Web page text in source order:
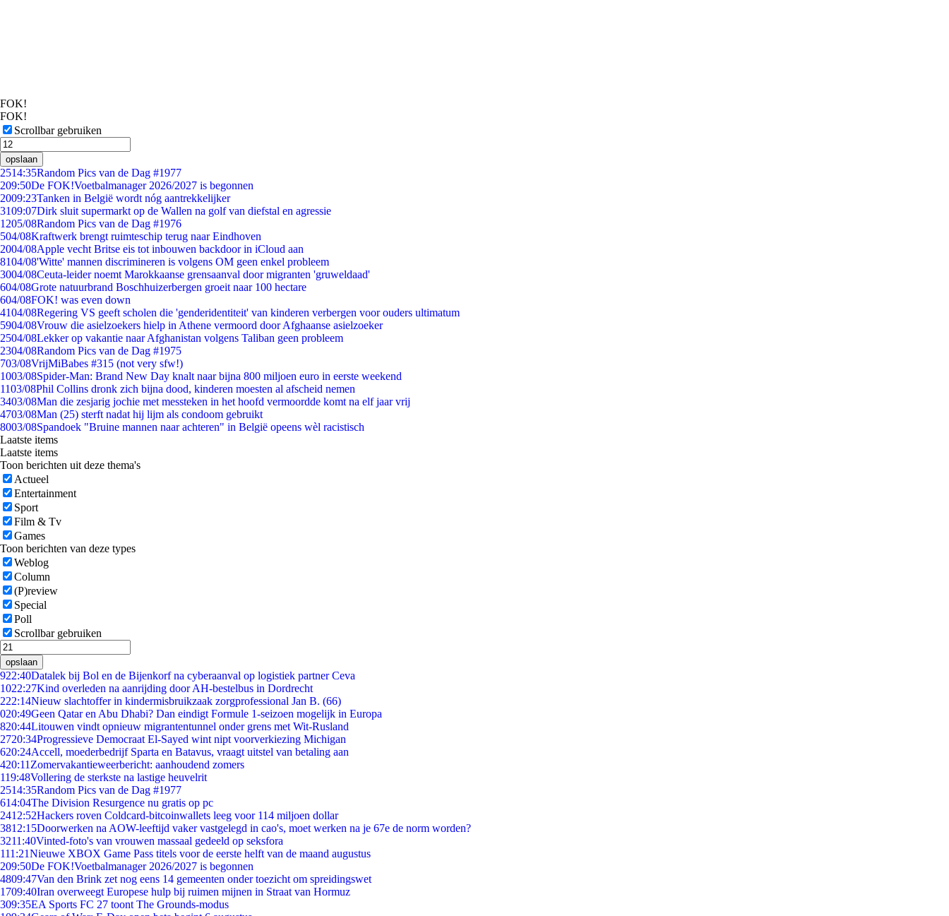
FOK!
FOK!
Scrollbar gebruiken
opslaan
2514:35Random Pics van de Dag #1977
209:50De FOK!Voetbalmanager 2026/2027 is begonnen
2009:23Tanken in België wordt nóg aantrekkelijker
3109:07Dirk sluit supermarkt op de Wallen na golf van diefstal en agressie
1205/08Random Pics van de Dag #1976
504/08Kraftwerk brengt ruimteschip terug naar Eindhoven
2004/08Apple vecht Britse eis tot inbouwen backdoor in iCloud aan
8104/08'Witte' mannen discrimineren is volgens OM geen enkel probleem
3004/08Ceuta-leider noemt Marokkaanse grensaanval door migranten 'gruweldaad'
604/08Grote natuurbrand Boschhuizerbergen groeit naar 100 hectare
604/08FOK! was even down
4104/08Regering VS geeft scholen die 'genderidentiteit' van kinderen verbergen voor ouders ultimatum
5904/08Vrouw die asielzoekers hielp in Athene vermoord door Afghaanse asielzoeker
2504/08Lekker op vakantie naar Afghanistan volgens Taliban geen probleem
2304/08Random Pics van de Dag #1975
703/08VrijMiBabes #315 (not very sfw!)
1003/08Spider-Man: Brand New Day knalt naar bijna 800 miljoen euro in eerste weekend
1103/08Phil Collins dronk zich bijna dood, kinderen moesten al afscheid nemen
3403/08Man die zesjarig jochie met messteken in het hoofd vermoordde komt na elf jaar vrij
4703/08Man (25) sterft nadat hij lijm als condoom gebruikt
8003/08Spandoek "Bruine mannen naar achteren" in België opeens wèl racistisch
Laatste items
Laatste items
Toon berichten uit deze thema's
Actueel
Entertainment
Sport
Film & Tv
Games
Toon berichten van deze types
Weblog
Column
(P)review
Special
Poll
Scrollbar gebruiken
opslaan
922:40Datalek bij Bol en de Bijenkorf na cyberaanval op logistiek partner Ceva
1022:27Kind overleden na aanrijding door AH-bestelbus in Dordrecht
222:14Nieuw slachtoffer in kindermisbruikzaak zorgprofessional Jan B. (66)
020:49Geen Qatar en Abu Dhabi? Dan eindigt Formule 1-seizoen mogelijk in Europa
820:44Litouwen vindt opnieuw migrantentunnel onder grens met Wit-Rusland
2720:34Progressieve Democraat El-Sayed wint nipt voorverkiezing Michigan
620:24Accell, moederbedrijf Sparta en Batavus, vraagt uitstel van betaling aan
420:11 Zomervakantieweerbericht: aanhoudend zomers
119:48Vollering de sterkste na lastige heuvelrit
2514:35Random Pics van de Dag #1977
614:04The Division Resurgence nu gratis op pc
2412:52Hackers roven Coldcard-bitcoinwallets leeg voor 114 miljoen dollar
3812:15Doorwerken na AOW-leeftijd vaker vastgelegd in cao's, moet werken na je 67e de norm worden?
3211:40Vinted-foto's van vrouwen massaal gedeeld op seksfora
111:21Nieuwe XBOX Game Pass titels voor de eerste helft van de maand augustus
209:50De FOK!Voetbalmanager 2026/2027 is begonnen
4809:47Van den Brink zet nog eens 14 gemeenten onder toezicht om spreidingswet
1709:40Iran overweegt Europese hulp bij ruimen mijnen in Straat van Hormuz
309:35EA Sports FC 27 toont The Grounds-modus